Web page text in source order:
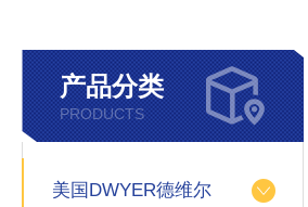
产品分类
PRODUCTS
美国DWYER德维尔